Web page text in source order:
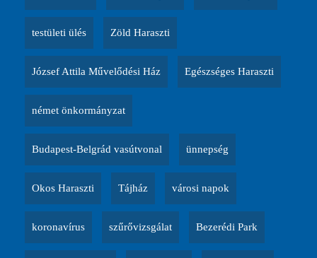
testületi ülés Zöld Haraszti
József Attila Művelődési Ház Egészséges Haraszti
német önkormányzat
Budapest-Belgrád vasútvonal ünnepség
Okos Haraszti Tájház városi napok
koronavírus szűrővizsgálat Bezerédi Park